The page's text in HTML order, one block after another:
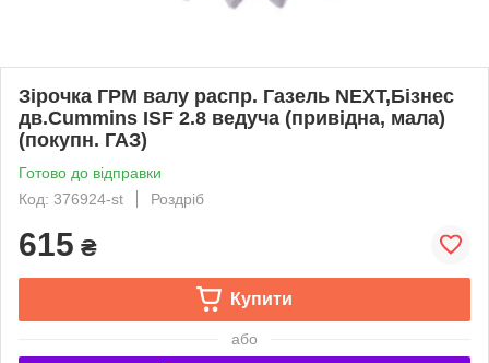
Зірочка ГРМ валу распр. Газель NEXT,Бізнес
дв.Cummins ISF 2.8 ведуча (привідна, мала)
(покупн. ГАЗ)
Готово до відправки
Код: 376924-st
Роздріб
615 ₴
Купити
або